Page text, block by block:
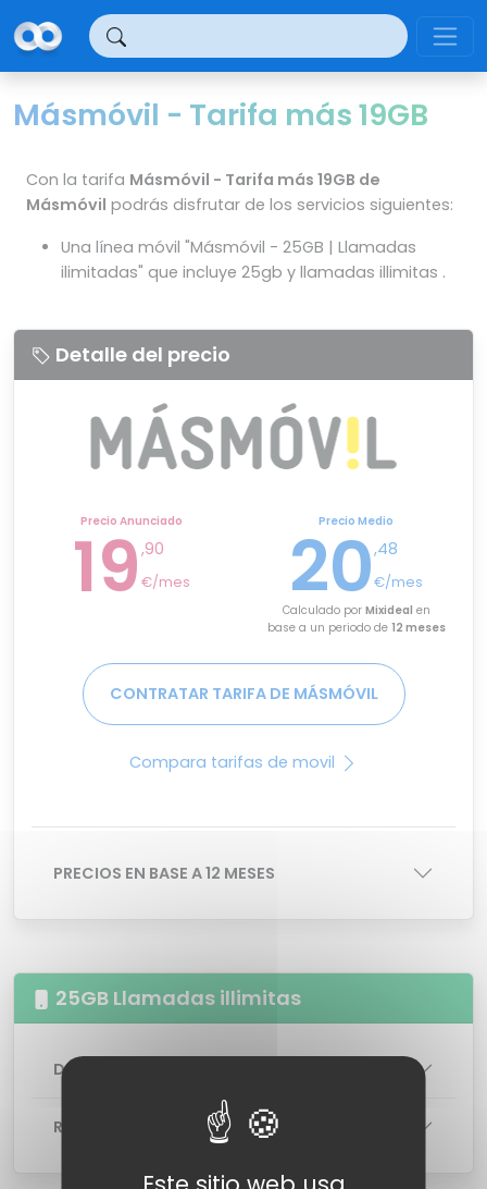
Másmóvil - Tarifa más 19GB
Con la tarifa Másmóvil - Tarifa más 19GB de
Másmóvil podrás disfrutar de los servicios siguientes:
Una línea móvil "Másmóvil - 25GB | Llamadas
ilimitadas" que incluye 25gb y llamadas illimitas .
Detalle del precio
Precio Anunciado
19 ,90
€/mes
Precio Medio
20,48
€/mes
Calculado por Mixideal en
base a un periodo de 12 meses
CONTRATAR TARIFA DE MÁSMÓVIL
Compara tarifas de movil
PRECIOS EN BASE A 12 MESES
25GB Llamadas illimitas
DETALLES DE LA TARIFA
RED
Panel de gestión de cookies